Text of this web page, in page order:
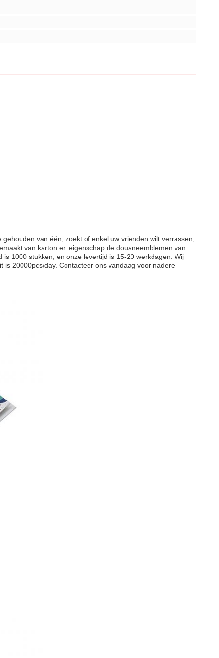
van één, zoekt of enkel uw vrienden wilt verrassen,
van karton en eigenschap de douaneemblemen van
1000 stukken, en onze levertijd is 15-20 werkdagen. Wij
is 20000pcs/day. Contacteer ons vandaag voor nadere